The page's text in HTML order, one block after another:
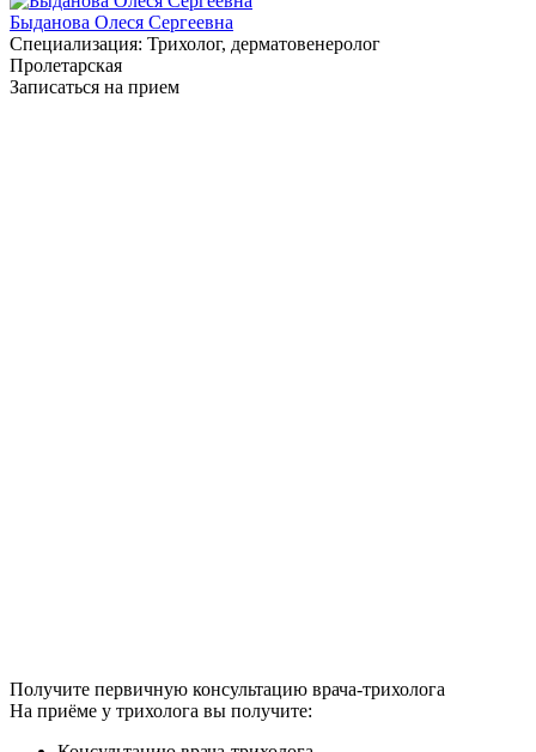
Быданова Олеся Сергеевна
Специализация: Трихолог, дерматовенеролог
Пролетарская
Записаться на прием
Получите первичную консультацию врача-трихолога
На приёме у трихолога вы получите: